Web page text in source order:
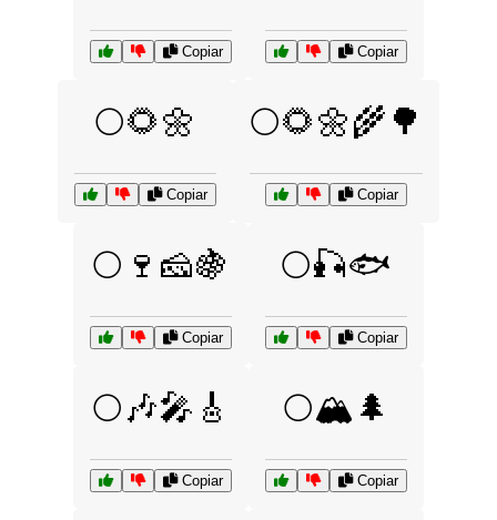
Copiar Copiar
🌕🌻🌼
Copiar
🌕🌻🌼🌾🌳
Copiar
🌕🍷🧀🍇
Copiar
🌕🎣🐟
Copiar
🌕🎶🎤🎸
Copiar
🌕🏔️🌲
Copiar